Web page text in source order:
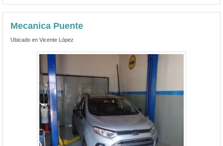
Mecanica Puente
Ubicado en Vicente López